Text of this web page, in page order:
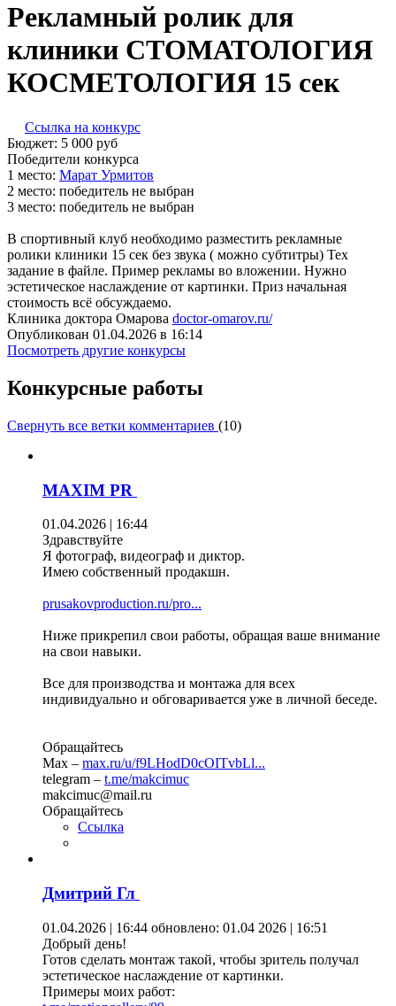
Рекламный ролик для
клиники СТОМАТОЛОГИЯ
КОСМЕТОЛОГИЯ 15 сек
Ссылка на конкурс
Бюджет: 5 000 руб
Победители конкурса
1 место: Ма­рат Ур­ми­тов
2 место: победитель не выбран
3 место: победитель не выбран
В спортивный клуб необходимо разместить рекламные
ролики клиники 15 сек без звука ( можно субтитры) Тех
задание в файле. Пример рекламы во вложении. Нужно
эстетическое наслаждение от картинки. Приз начальная
стоимость всё обсуждаемо.
Клиника доктора Омарова doctor-omarov.ru/
Опубликован 01.04.2026 в 16:14
Посмотреть другие конкурсы
Конкурсные работы
Свернуть все ветки комментариев (10)
MAXIM PR
01.04.2026 | 16:44
Здравствуйте
Я фотограф, видеограф и диктор.
Имею собственный продакшн.
prusakovproduction.ru/pro...
Ниже прикрепил свои работы, обращая ваше внимание
на свои навыки.
Все для производства и монтажа для всех
индивидуально и обговаривается уже в личной беседе.
Обращайтесь
Max – max.ru/u/f9LHodD0cOITvbLl...
telegram – t.me/makcimuc
makcimuc@mail.ru
Обращайтесь
Ссылка
Дмитрий Гл
01.04.2026 | 16:44 обновлено: 01.04 2026 | 16:51
Добрый день!
Готов сделать монтаж такой, чтобы зритель получал
эстетическое наслаждение от картинки.
Примеры моих работ: